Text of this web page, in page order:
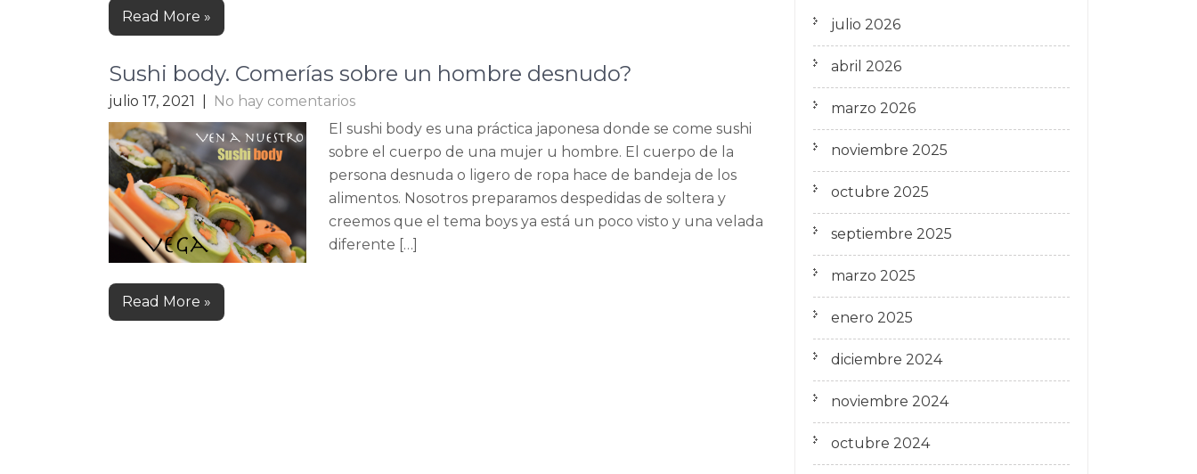
Read More »
Sushi body. Comerías sobre un hombre desnudo?
julio 17, 2021
No hay comentarios
El sushi body es una práctica japonesa donde se come sushi
sobre el cuerpo de una mujer u hombre. El cuerpo de la
persona desnuda o ligero de ropa hace de bandeja de los
alimentos. Nosotros preparamos despedidas de soltera y
creemos que el tema boys ya está un poco visto y una velada
diferente […]
Read More »
julio 2026
abril 2026
marzo 2026
noviembre 2025
octubre 2025
septiembre 2025
marzo 2025
enero 2025
diciembre 2024
noviembre 2024
octubre 2024